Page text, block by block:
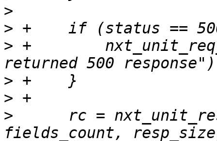
>
>
> +
>
>
>
rc =